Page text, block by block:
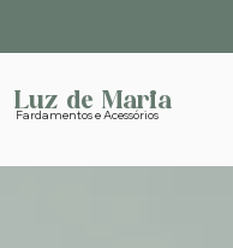
Luz de Maria
Fardamentos e Acessórios